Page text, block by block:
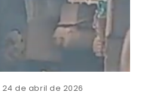
24 de abril de 2026